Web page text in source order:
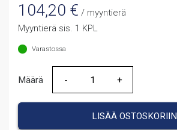
104,20 € / myyntierä
Myyntierä sis. 1 KPL
Varastossa
Määrä
Määrä
LISÄÄ OSTOSKORIIN